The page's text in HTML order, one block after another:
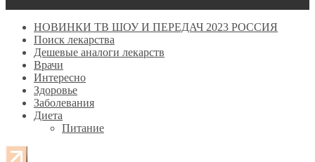
НОВИНКИ ТВ ШОУ И ПЕРЕДАЧ 2023 РОССИЯ
Поиск лекарства
Дешевые аналоги лекарств
Врачи
Интересно
Здоровье
Заболевания
Диета
Питание